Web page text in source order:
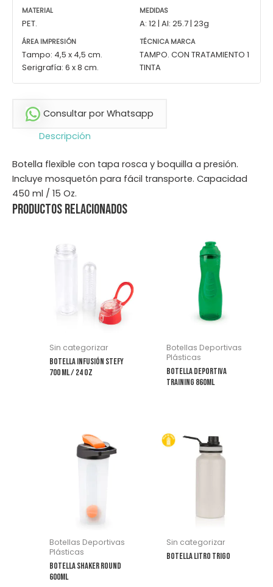
MATERIAL
PET.
MEDIDAS
A: 12 | Al: 25.7 | 23g
ÁREA IMPRESIÓN
Tampo: 4,5 x 4,5 cm.
Serigrafía: 6 x 8 cm.
TÉCNICA MARCA
TAMPO. CON TRATAMIENTO 1
TINTA
Consultar por Whatsapp
Descripción
Botella flexible con tapa rosca y boquilla a presión.
Incluye mosquetón para fácil transporte. Capacidad
450 ml / 15 Oz.
Productos relacionados
Sin categorizar
Botella Infusión Stefy
700 ml / 24 Oz
producto
Las
pueden
elegir
producto
Botellas Deportivas
Plásticas
Botella Deportiva
Training 860ml
Botellas Deportivas
Plásticas
Botella Shaker Round
600ml
Sin categorizar
Botella Litro Trigo
Este
producto
opciones
pueden